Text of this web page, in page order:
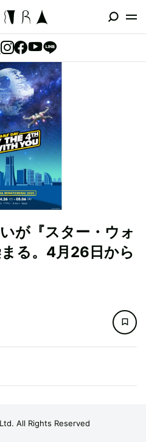
が『スター・ウォ
る。4月26日から
All Rights Reserved